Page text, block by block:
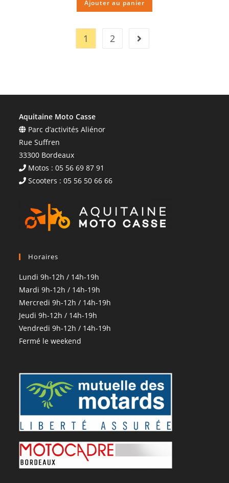
Ajouter au panier
1 2
Aquitaine Moto Casse
Parc d’activités Aliénor
Rue Suffren
33300 Bordeaux
Motos : 05 56 69 87 91
Scooters : 05 56 50 66 66
Horaires
Lundi 9h-12h / 14h-19h
Mardi 9h-12h / 14h-19h
Mercredi 9h-12h / 14h-19h
Jeudi 9h-12h / 14h-19h
Vendredi 9h-12h / 14h-19h
Fermé le weekend